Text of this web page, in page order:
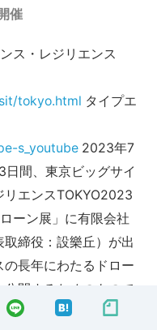
催
ス・レジリエンス
tokyo.html タイプエ
s_youtube 2023年7
間、東京ビッグサイ
リエンスTOKYO2023
ーン展」に有限会社
締役：設樂丘）が出
長年にわたるドロー
開するためのもので
精度を磨いてきたド